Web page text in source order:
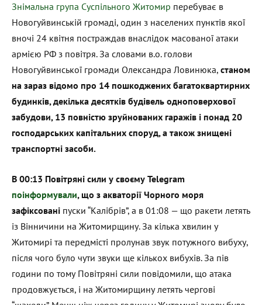
Знімальна група Суспільного Житомир перебуває в
Новогуйвинській громаді, один з населених пунктів якої
вночі 24 квітня постраждав внаслідок масованої атаки
армією РФ з повітря. За словами в.о. голови
Новогуйвинської громади Олександра Ловинюка, станом
на зараз відомо про 14 пошкоджених багатоквартирних
будинків, декілька десятків будівель одноповерхової
забудови, 13 повністю зруйнованих гаражів і понад 20
господарських капітальних споруд, а також знищені
транспортні засоби.
В 00:13 Повітряні сили у своєму Telegram
поінформували, що з акваторії Чорного моря
зафіксовані пуски “Калібрів”, а в 01:08 — що ракети летять
із Вінничини на Житомирщину. За кілька хвилин у
Житомирі та передмісті пролунав звук потужного вибуху,
після чого було чути звуки ще кількох вибухів. За пів
години по тому Повітряні сили повідомили, що атака
продовжується, і на Житомирщину летять чергові